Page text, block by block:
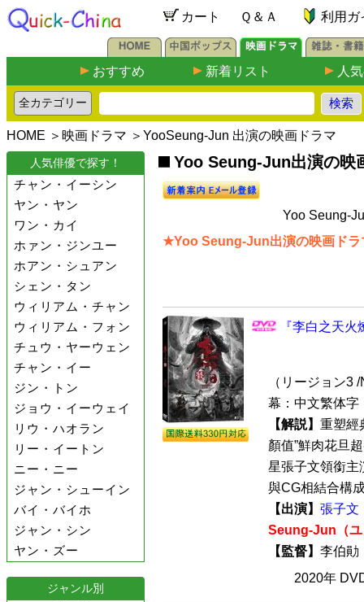
カート Ｑ＆Ａ 利用ガ
おすすめ 新着リスト 人
HOME ＞ 映画ドラマ ＞YooSeung-Jun 出演の映画ドラマ
人気俳優で探す！
チャン・イーシン
ヤン・ヤン
ワン・カイ
ホァン・ジンユー
ホアン・シュアン
シェン・タン
ウィリアム・チャン
ウィリアム・フォン
チュウ・ヤーウェン
チャン・イー
ジン・トン
ジョウ・イーウェイ
リウ・ハオラン
リー・イートン
ニー・ニー
ジャン・シューイン
バイ・バイホ
ジャン・シン
ヤン・ズー
ジャンル別
Yoo Seung-Jun出演の映
Yoo Seung-
★Yoo Seung-Jun出演の映画ドラ
『李白之天
（リージョン3
幕：中文繁体字
【解説】 重塑經
顏值”鮮肉花旦
星張子文領銜主
與CG相結合構
【出演】 張子文
Seung-Jun（ユ
【監督】 李伯
2020年